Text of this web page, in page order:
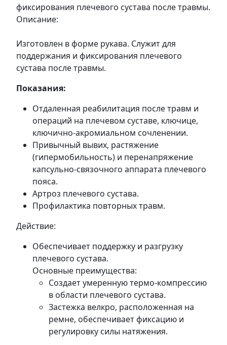
фиксирования плечевого сустава после травмы.
Описание:
Изготовлен в форме рукава. Служит для
поддержания и фиксирования плечевого
сустава после травмы.
Показания:
Отдаленная реабилитация после травм и
операций на плечевом суставе, ключице,
ключично-акромиальном сочленении.
Привычный вывих, растяжение
(гипермобильность) и перенапряжение
капсульно-связочного аппарата плечевого
пояса.
Артроз плечевого сустава.
Профилактика повторных травм.
Действие:
Обеспечивает поддержку и разгрузку
плечевого сустава.
Основные преимущества:
Создает умеренную термо-компрессию
в области плечевого сустава.
Застежка велкро, расположенная на
ремне, обеспечивает фиксацию и
регулировку силы натяжения.